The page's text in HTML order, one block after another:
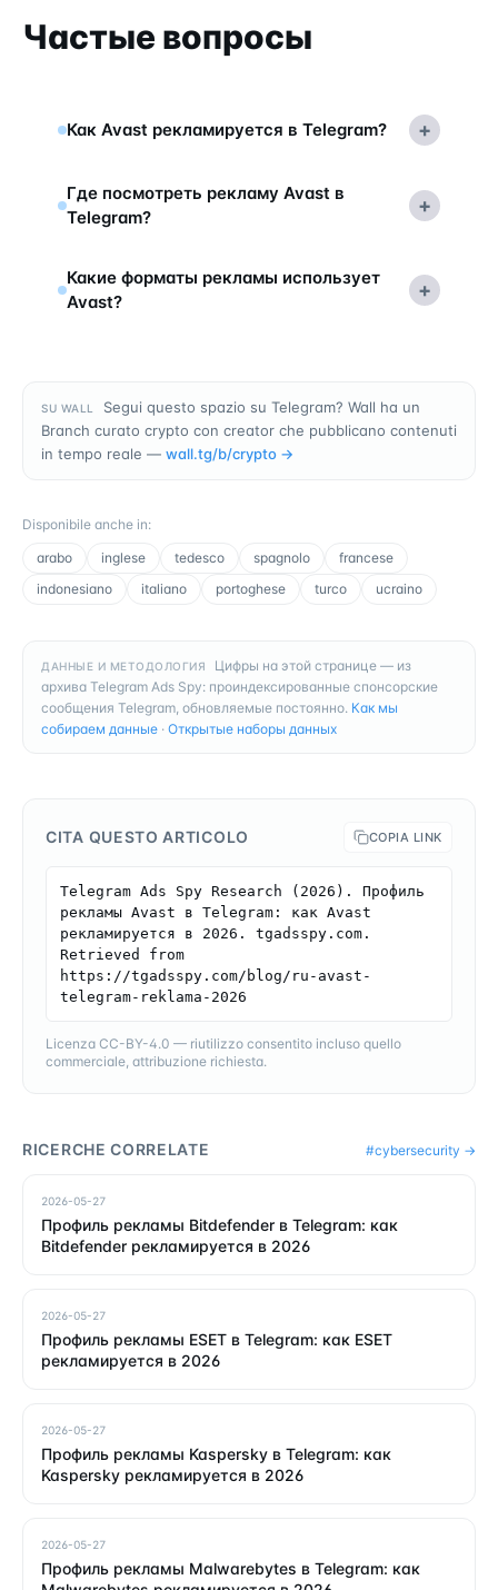
Частые вопросы
Как Avast рекламируется в Telegram? +
Где посмотреть рекламу Avast в
Telegram?
+
Какие форматы рекламы использует
Avast?
+
SU WALL
Segui questo spazio su Telegram? Wall ha un
Branch curato crypto con creator che pubblicano contenuti
in tempo reale — wall.tg/b/crypto →
Disponibile anche in:
arabo
inglese tedesco spagnolo
francese
indonesiano
italiano portoghese turco ucraino
ДАННЫЕ И МЕТОДОЛОГИЯ
Цифры на этой странице — из
архива Telegram Ads Spy: проиндексированные спонсорские
сообщения Telegram, обновляемые постоянно. Как мы
собираем данные · Открытые наборы данных
CITA QUESTO ARTICOLO COPIA LINK
Telegram Ads Spy Research (2026). Профиль
рекламы Avast в Telegram: как Avast
рекламируется в 2026. tgadsspy.com.
Retrieved from
https://tgadsspy.com/blog/ru-avast-
telegram-reklama-2026
Licenza CC-BY-4.0 — riutilizzo consentito incluso quello
commerciale, attribuzione richiesta.
RICERCHE CORRELATE #cybersecurity →
2026-05-27
Профиль рекламы Bitdefender в Telegram: как
Bitdefender рекламируется в 2026
2026-05-27
Профиль рекламы ESET в Telegram: как ESET
рекламируется в 2026
2026-05-27
Профиль рекламы Kaspersky в Telegram: как
Kaspersky рекламируется в 2026
2026-05-27
Профиль рекламы Malwarebytes в Telegram: как